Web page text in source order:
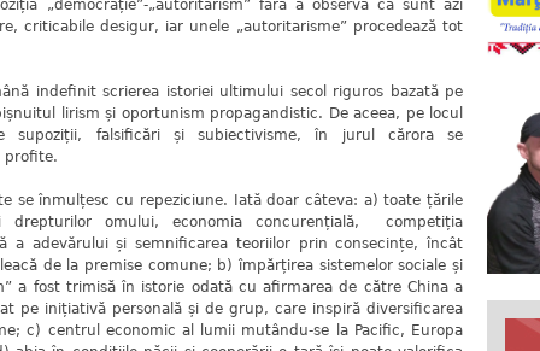
„democrație”-„autoritarism” fără a observa că sunt azi
criticabile desigur, iar unele „autoritarisme” procedează tot
indefinit scrierea istoriei ultimului secol riguros bazată pe
lirism și oportunism propagandistic. De aceea, pe locul
falsificări și subiectivisme, în jurul cărora se
profite.
se înmulțesc cu repeziciune. Iată doar câteva: a) toate țările
omului, economia concurențială, competiția
a adevărului și semnificarea teoriilor prin consecințe, încât
de la premise comune; b) împărțirea sistemelor sociale și
a fost trimisă în istorie odată cu afirmarea de către China a
pe inițiativă personală și de grup, care inspiră diversificarea
c) centrul economic al lumii mutându-se la Pacific, Europa